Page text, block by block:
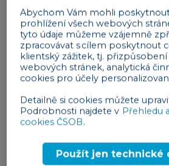
Přiznání svéprávnosti
Navrhne-li nezletilý, který není
mu soud přiznal svéprávnost,
Abychom Vám mohli
prohlížení všech webových
tyto údaje můžeme vzájemně
zpracovávat s cílem poskytnout
klientský zážitek, tj.
webových stránek, analytická
cookies pro účely
Detailně si cookies můžete
Podrobnosti najdete v Přehledu
cookies ČSOB.
Použít jen technické